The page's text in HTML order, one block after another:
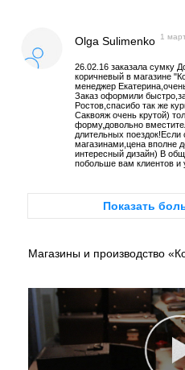
Olga Sulimenko 1
26.02.16 заказала сумку
коричневый в магазине
менеджер
Заказ оформили
Ростов,спасибо так же
Саквояж очень крутой)
форму,довольно
длительных поездок!Если
магазинами,цена вполне
интересный дизайн) В
побольше вам клиентов и
Показать
Магазины и производство